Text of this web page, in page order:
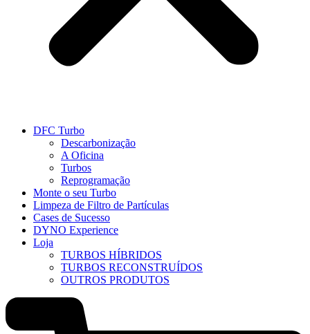
DFC Turbo
Descarbonização
A Oficina
Turbos
Reprogramação
Monte o seu Turbo
Limpeza de Filtro de Partículas
Cases de Sucesso
DYNO Experience
Loja
TURBOS HÍBRIDOS
TURBOS RECONSTRUÍDOS
OUTROS PRODUTOS